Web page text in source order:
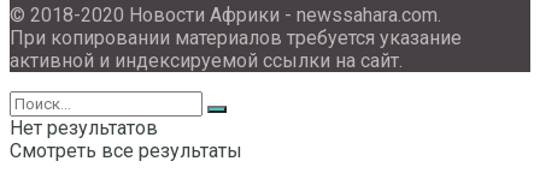
© 2018-2020 Новости Африки - newssahara.com.
При копировании материалов требуется указание
активной и индексируемой ссылки на сайт.
Нет результатов
Смотреть все результаты